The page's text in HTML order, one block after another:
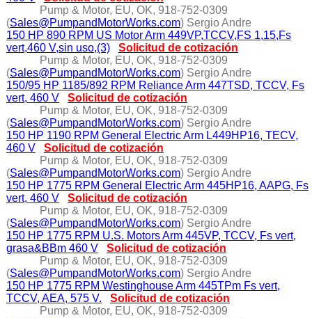
Pump & Motor, EU, OK, 918-752-0309
(Sales@PumpandMotorWorks.com) Sergio Andre
150 HP 890 RPM US Motor Arm 449VP,TCCV,FS 1,15,Fs
vert,460 V,sin uso,(3)
Solicitud de cotización
Pump & Motor, EU, OK, 918-752-0309
(Sales@PumpandMotorWorks.com) Sergio Andre
150/95 HP 1185/892 RPM Reliance Arm 447TSD, TCCV, Fs
vert, 460 V
Solicitud de cotización
Pump & Motor, EU, OK, 918-752-0309
(Sales@PumpandMotorWorks.com) Sergio Andre
150 HP 1190 RPM General Electric Arm L449HP16, TECV,
460 V
Solicitud de cotización
Pump & Motor, EU, OK, 918-752-0309
(Sales@PumpandMotorWorks.com) Sergio Andre
150 HP 1775 RPM General Electric Arm 445HP16, AAPG, Fs
vert, 460 V
Solicitud de cotización
Pump & Motor, EU, OK, 918-752-0309
(Sales@PumpandMotorWorks.com) Sergio Andre
150 HP 1775 RPM U.S. Motors Arm 445VP, TCCV, Fs vert,
grasa&BBm 460 V
Solicitud de cotización
Pump & Motor, EU, OK, 918-752-0309
(Sales@PumpandMotorWorks.com) Sergio Andre
150 HP 1775 RPM Westinghouse Arm 445TPm Fs vert,
TCCV, AEA, 575 V.
Solicitud de cotización
Pump & Motor, EU, OK, 918-752-0309